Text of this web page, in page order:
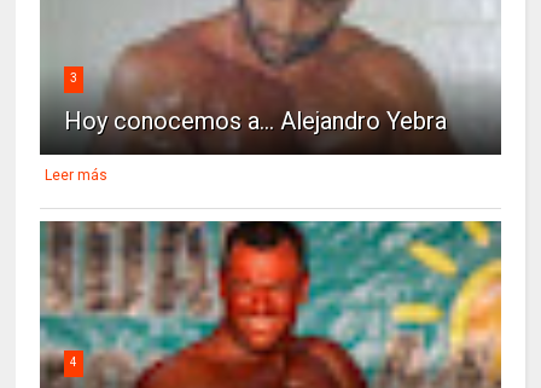
3
Hoy conocemos a... Alejandro Yebra
Leer más
4